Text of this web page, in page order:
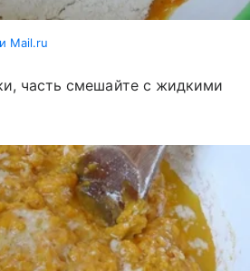
Mail.ru
часть смешайте с жидкими